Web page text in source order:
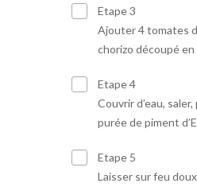
Etape 3
Ajouter 4 tomates
chorizo découpé en
Etape 4
Couvrir d’eau,
purée de piment
Etape 5
Laisser sur feu